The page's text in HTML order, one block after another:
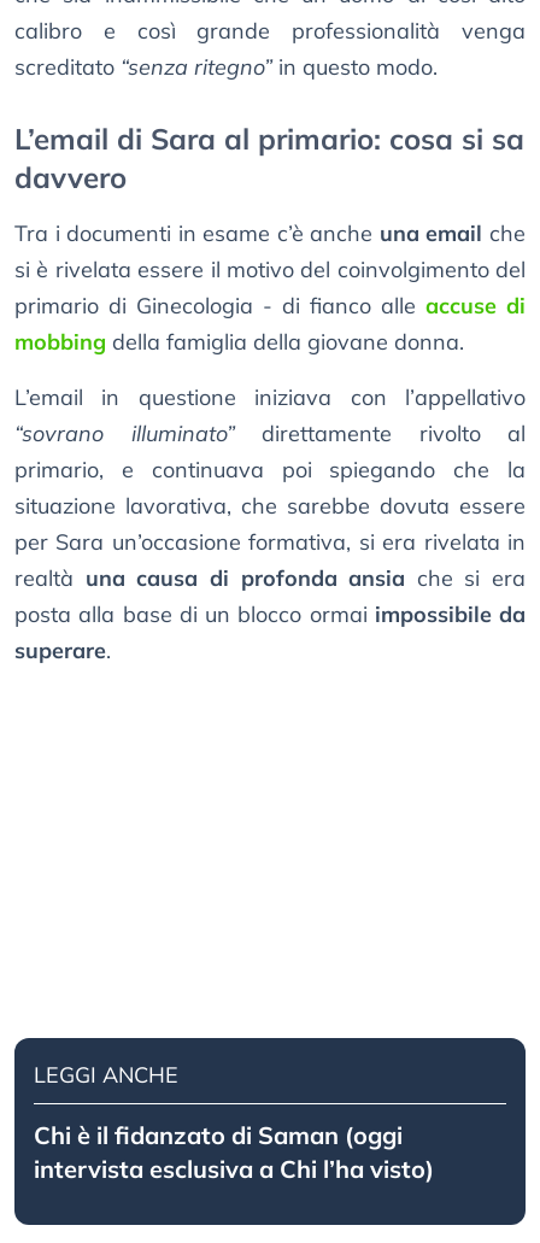
calibro e così grande professionalità venga
screditato “senza ritegno”in questo modo.
L’email di Sara al primario: cosa si sa
davvero
Tra i documenti in esame c’è anche una email che
si è rivelata essere il motivo del coinvolgimento del
primario di Ginecologia - di fianco alle accuse di
mobbing della famiglia della giovane donna.
L’email in questione iniziava con l’appellativo
“sovrano illuminato”direttamente rivolto al
primario, e continuava poi spiegando che la
situazione lavorativa, che sarebbe dovuta essere
per Sara un’occasione formativa, si era rivelata in
realtà una causa di profonda ansia che si era
posta alla base di un blocco ormai impossibile da
superare.
LEGGI ANCHE
Chi è il fidanzato di Saman (oggi
intervista esclusiva a Chi l’ha visto)